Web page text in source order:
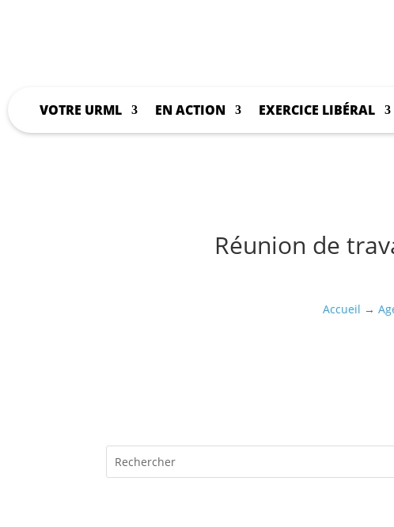
VOTRE URML EN ACTION EXERCICE LIBÉRAL
Réunion de
Accueil →